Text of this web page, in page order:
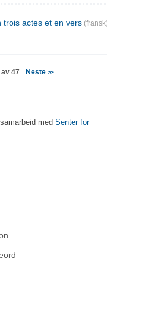
trois actes et en vers (fransk)
47 Neste>>
med Senter for